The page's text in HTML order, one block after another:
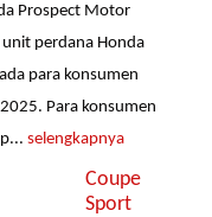
Prospect Motor
perdana Honda
para konsumen
Para konsumen
p...selengkapnya
Coupe
Sport